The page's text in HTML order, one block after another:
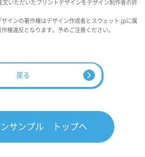
文いただいたプリントデザインをデザイン制作者の許
インの著作権はデザイン作成者とスウェット.jpに属
権違反となります。予めご注意ください。
戻る
ンサンプル トップへ